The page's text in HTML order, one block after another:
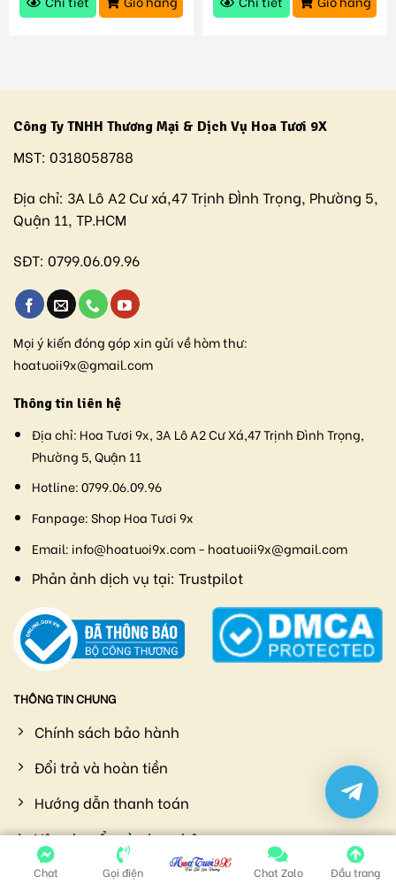
Công Ty TNHH Thương Mại & Dịch Vụ Hoa Tươi 9X
MST: 0318058788
Địa chỉ: 3A Lô A2 Cư xá,47 Trịnh ĐÌnh Trọng, Phường 5,
Quận 11, TP.HCM
SĐT: 0799.06.09.96
Mọi ý kiến đóng góp xin gửi về hòm thư:
hoatuoii9x@gmail.com
Thông tin liên hệ
Địa chỉ: Hoa Tươi 9x, 3A Lô A2 Cư Xá,47 Trịnh Đình Trọng,
Phường 5, Quận 11
Hotline:0799.06.09.96
Fanpage:Shop Hoa Tươi 9x
Email: info@hoatuoi9x.com - hoatuoii9x@gmail.com
Phản ảnh dịch vụ tại: Trustpilot
THÔNG TIN CHUNG
Chính sách bảo hành
Đổi trả và hoàn tiền
Hướng dẫn thanh toán
Vận chuyển và giao nhận
Chính sách bảo mật
Chat Gọi điện Chat Zalo Đầu trang